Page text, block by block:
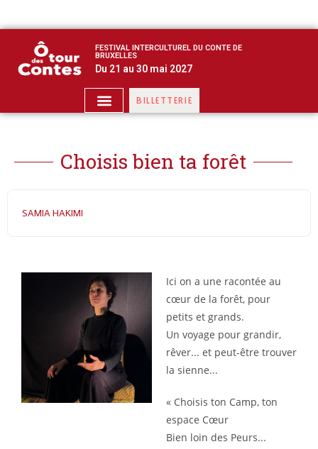
FESTIVAL INTERCULTUREL DU CONTE DE
BRUXELLES
Du 21 au 30 mai 2027
BILLETTERIE
Choisis bien ta forêt
SAMIA HAKIMI
Ici on a une racontée au
cœur de la forêt, pour
petits et grands.
Un voyage pour grandir,
rêver... et peut-être trouver
la sienne...
« Choisis ton Camp, ton
espace Cœur
Bien loin des Peurs...